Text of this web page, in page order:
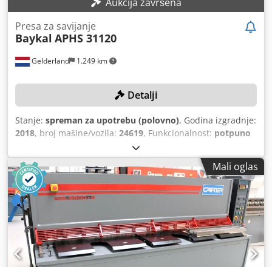
Gelderland 1.249 km
Presa za savijanje
Baykal APHS 31120
Detalji
Stanje: spreman za upotrebu (polovno), Godina izgradnje:
2018, broj mašine/vozila: 24619, Funkcionalnost: potpuno
2.442 h
KS), pritisna snaga:120 t, hod klipa:260 mm, model
kontrolera:Delem DA-66T, radna širina:3.100 mm,
Mali oglas